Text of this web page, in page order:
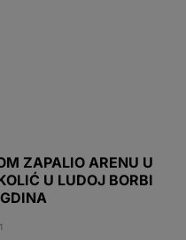
ZAPALIO ARENU U
U LUDOJ BORBI